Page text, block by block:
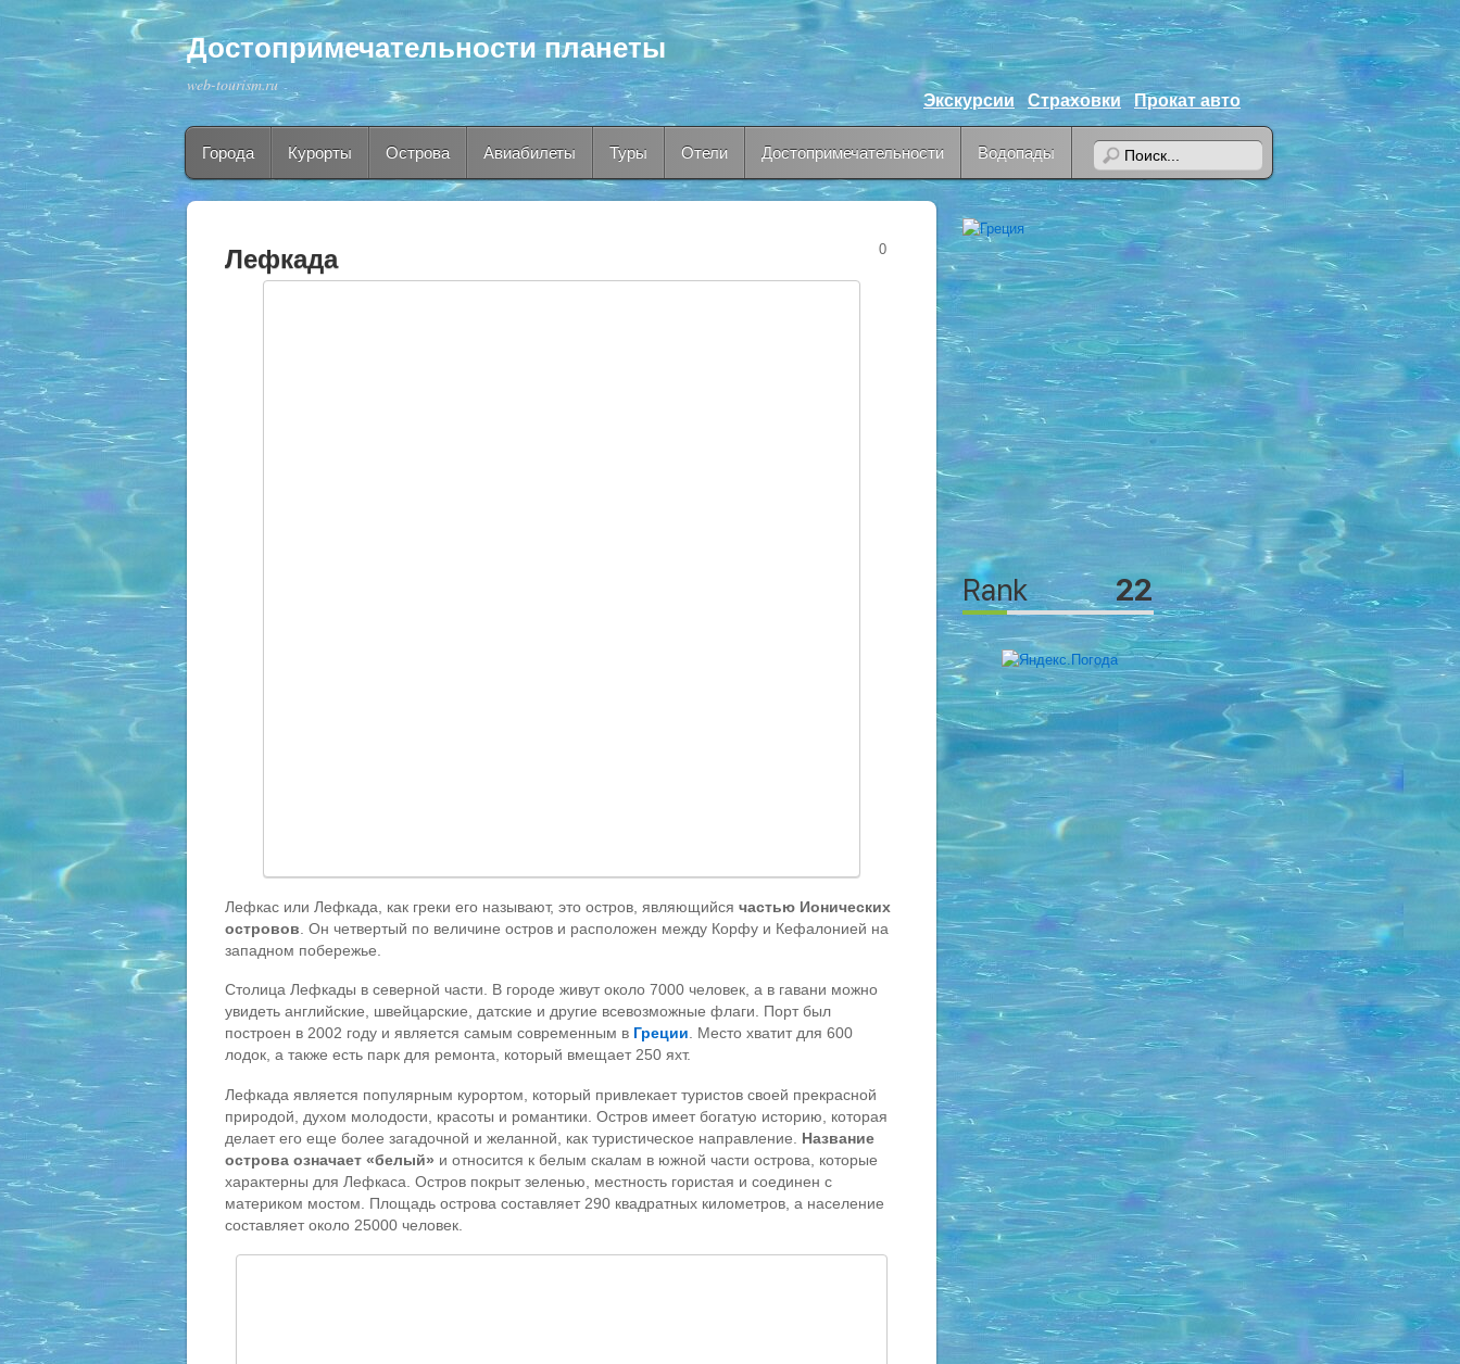
Достопримечательности планеты
web-tourism.ru
Экскурсии Страховки Прокат авто
Города Курорты Острова Авиабилеты Туры Отели Достопримечательности Водопады
Лефкада
Лефкас или Лефкада, как греки его называют, это остров, являющийся частью Ионических
островов . Он четвертый по величине остров и расположен между Корфу и Кефалонией на
западном побережье.
Столица Лефкады в северной части. В городе живут около 7000 человек, а в гавани можно
увидеть английские, швейцарские, датские и другие всевозможные флаги. Порт был
построен в 2002 году и является самым современным в Греции. Место хватит для 600
лодок, а также есть парк для ремонта, который вмещает 250 яхт.
Лефкада является популярным курортом, который привлекает туристов своей прекрасной
природой, духом молодости, красоты и романтики. Остров имеет богатую историю, которая
делает его еще более загадочной и желанной, как туристическое направление. Название
острова означает «белый» и относится к белым скалам в южной части острова, которые
характерны для Лефкаса. Остров покрыт зеленью, местность гористая и соединен с
материком мостом. Площадь острова составляет 290 квадратных километров, а население
составляет около 25000 человек.
0